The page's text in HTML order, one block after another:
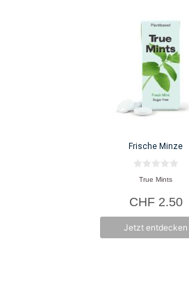
Frische Minze
n
5
True Mints
CHF2.50
Jetzt entdecken